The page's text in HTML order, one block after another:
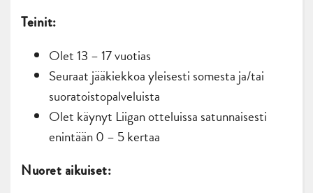
Teinit:
Olet 13 – 17 vuotias
Seuraat jääkiekkoa yleisesti somesta ja/tai
suoratoistopalveluista
Olet käynyt Liigan otteluissa satunnaisesti
enintään 0 – 5 kertaa
Nuoret aikuiset: